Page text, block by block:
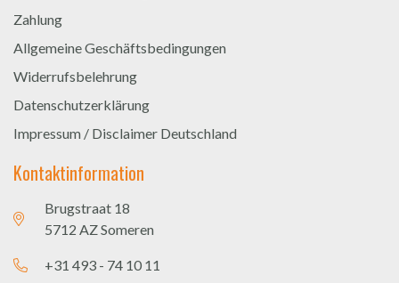
Zahlung
Allgemeine Geschäftsbedingungen
Widerrufsbelehrung
Datenschutzerklärung
Impressum / Disclaimer Deutschland
Kontaktinformation
Brugstraat 18
5712 AZ Someren
+31 493 - 74 10 11